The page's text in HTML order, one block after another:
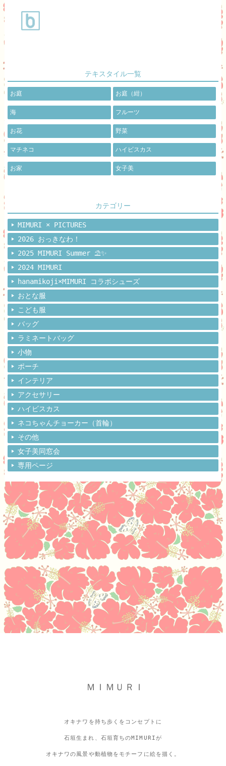
テキスタイル一覧
お庭 お庭（紺）
海 フルーツ
お花 野菜
マチネコ ハイビスカス
お家 女子美
カテゴリー
MIMURI × PICTURES
2026 おっきなわ！
2025 MIMURI Summer ⛱️✨
2024 MIMURI
hanamikoji×MIMURI コラボシューズ
おとな服
こども服
バッグ
ラミネートバッグ
小物
ポーチ
インテリア
アクセサリー
ハイビスカス
ネコちゃんチョーカー（首輪）
その他
女子美同窓会
専用ページ
ＭＩＭＵＲＩ
オキナワを持ち歩くをコンセプトに
石垣生まれ、石垣育ちのMIMURIが
オキナワの風景や動植物をモチーフに絵を描く。